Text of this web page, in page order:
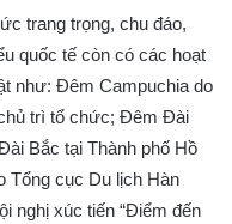
trang trọng, chu đáo,
quốc tế còn có các hoạt
như: Đêm Campuchia do
trì tổ chức; Đêm Đài
Bắc tại Thành phố Hồ
Tổng cục Du lịch Hàn
nghị xúc tiến “Điểm đến